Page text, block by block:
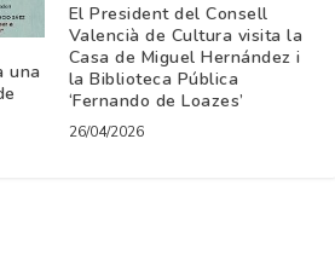
una
El President del Consell
Valencià de Cultura visita la
Casa de Miguel Hernández i
la Biblioteca Pública
‘Fernando de Loazes’
26/04/2026